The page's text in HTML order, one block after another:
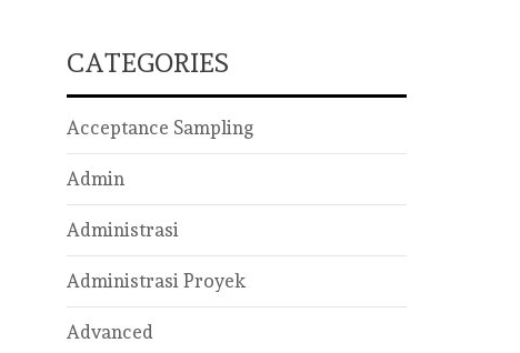
CATEGORIES
Acceptance Sampling
Admin
Administrasi
Administrasi Proyek
Advanced